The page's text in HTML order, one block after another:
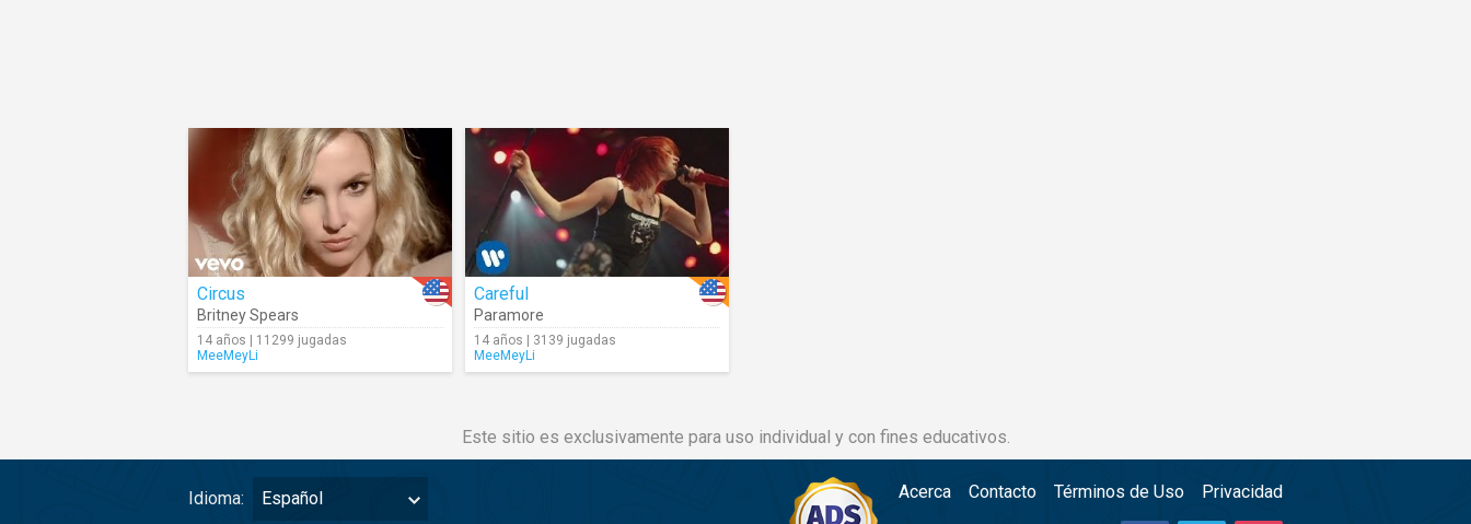
Circus
Britney Spears
14 años | 11299 jugadas
MeeMeyLi
Careful
Paramore
14 años | 3139 jugadas
MeeMeyLi
Este sitio es exclusivamente para uso individual y con fines educativos.
Idioma: Español Acerca Contacto Términos de Uso Privacidad